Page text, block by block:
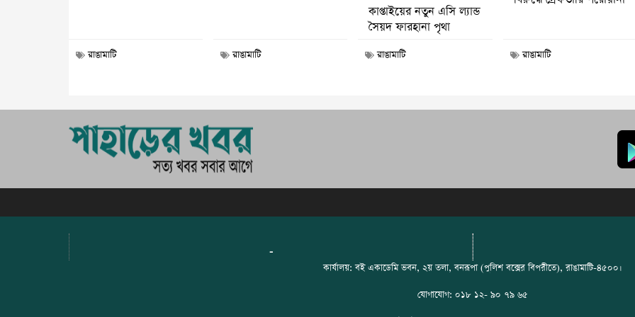
রাঙামাটি রাঙামাটি
কাপ্তাইয়ের নতুন এসি ল্যান্ড
সৈয়দ ফারহানা পৃথা
রাঙামাটি রাঙামাটি
-
কার্যালয়: বই একাডেমি ভবন, ২য় তলা, বনরূপা (পুলিশ বক্সের বিপরীতে), রাঙামাটি-৪৫০০।
যোগাযোগ: ০১৮ ১২- ৯০ ৭৯ ৬৫